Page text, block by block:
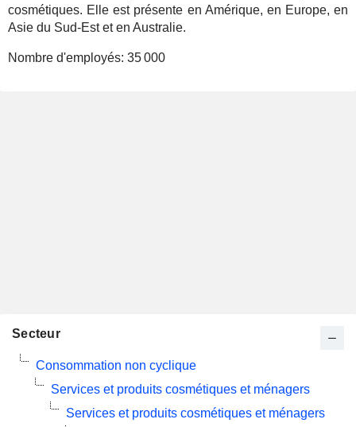
cosmétiques. Elle est présente en Amérique, en Europe, en
Asie du Sud-Est et en Australie.
Nombre d'employés: 35 000
Secteur
Consommation non cyclique
Services et produits cosmétiques et ménagers
Services et produits cosmétiques et ménagers